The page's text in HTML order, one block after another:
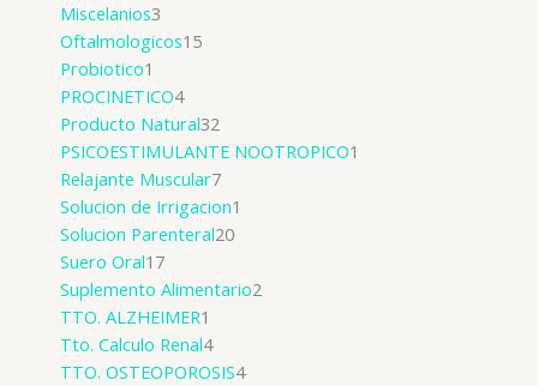
Miscelanios3
Oftalmologicos15
Probiotico1
PROCINETICO4
Producto Natural32
PSICOESTIMULANTE NOOTROPICO1
Relajante Muscular7
Solucion de Irrigacion1
Solucion Parenteral20
Suero Oral17
Suplemento Alimentario2
TTO. ALZHEIMER1
Tto. Calculo Renal4
TTO. OSTEOPOROSIS4